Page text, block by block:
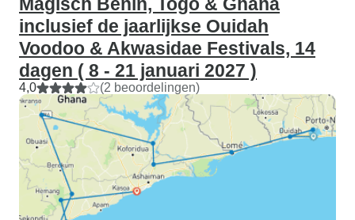
inclusief de jaarlijkse Ouidah
Voodoo & Akwasidae Festivals, 14
dagen ( 8 - 21 januari 2027 )
4,0 (2 beoordelingen)